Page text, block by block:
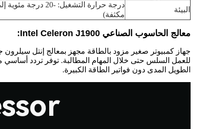
البيئة
مكثفة)
معالج الحاسوب الصناعي Intel Celeron J1900:
الطويل المدى دون فواتير الطاقة الكبيرة.